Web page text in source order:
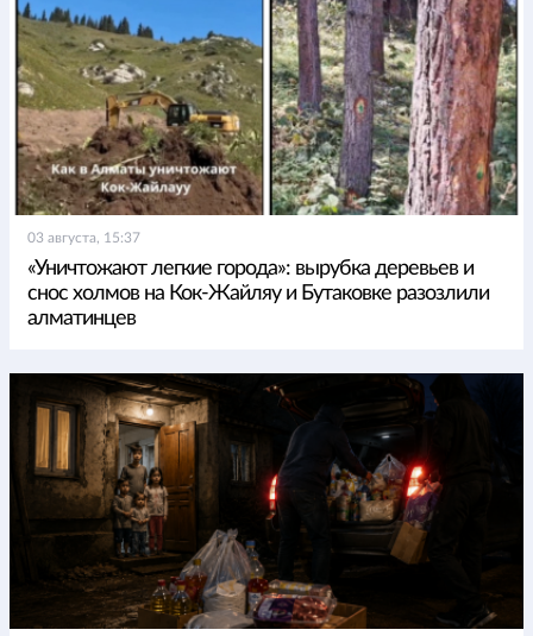
03 августа, 15:37
«Уничтожают легкие города»: вырубка деревьев и
снос холмов на Кок-Жайляу и Бутаковке разозлили
алматинцев